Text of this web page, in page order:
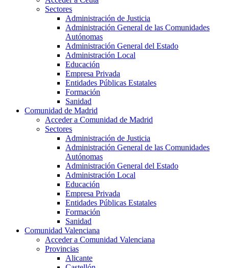
Sectores
Administración de Justicia
Administración General de las Comunidades
Autónomas
Administración General del Estado
Administración Local
Educación
Empresa Privada
Entidades Públicas Estatales
Formación
Sanidad
Comunidad de Madrid
Acceder a Comunidad de Madrid
Sectores
Administración de Justicia
Administración General de las Comunidades
Autónomas
Administración General del Estado
Administración Local
Educación
Empresa Privada
Entidades Públicas Estatales
Formación
Sanidad
Comunidad Valenciana
Acceder a Comunidad Valenciana
Provincias
Alicante